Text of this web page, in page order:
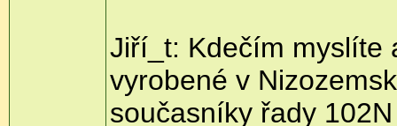
Jiří_t: Kdečím myslíte
vyrobené v
současníky řady